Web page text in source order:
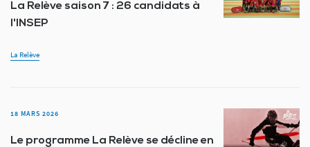
La Relève saison 7 : 26 candidats à
l'INSEP
La Relève
18 MARS 2026
Le programme La Relève se décline en